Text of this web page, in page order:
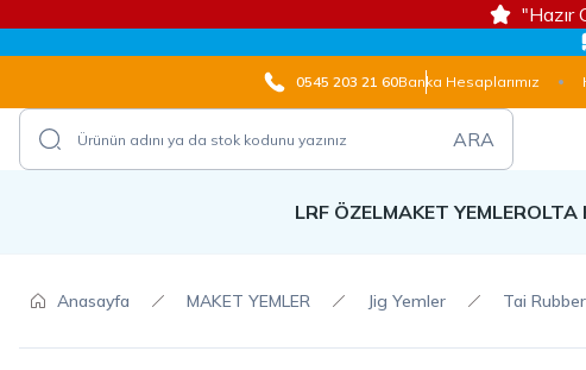
"Hazır
0545 203 21 60Banka Hesaplarımız
ARA
LRF ÖZELMAKET YEMLEROLTA
Anasayfa MAKET YEMLER Jig Yemler Tai